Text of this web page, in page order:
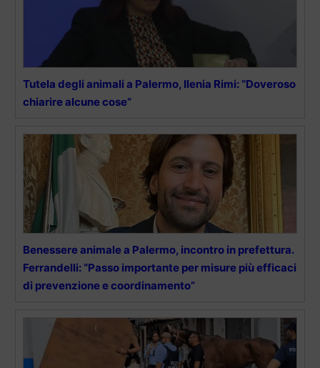
Tutela degli animali a Palermo, Ilenia Rimi: “Doveroso
chiarire alcune cose”
Benessere animale a Palermo, incontro in prefettura.
Ferrandelli: “Passo importante per misure più efficaci
di prevenzione e coordinamento”